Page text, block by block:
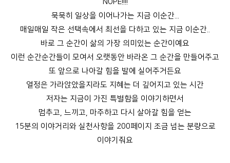
NOPE!!!!
묵묵히 일상을 이어나가는 지금 이순간...
매일매일 작은 선택속에서 최선을 다하고 있는 지금 이순간..
바로 그 순간이 삶의 가장 의미있는 순간이예요
이런 순간순간들이 모여서 오랫동안 바라온 그 순간을 만들어주고
또 앞으로 나아갈 힘을 발에 실어주거든요
열정은 가라앉았을지라도 지혜는 더 깊어지고 있는 시간
저자는 지금이 가진 특별함을 이야기하면서
멈추고, 느끼고, 마주하고 다시 살아갈 힘을 얻는
15분의 이야거리와 실천사항을 200페이지 조금 넘는 분량으로
이야기줘요